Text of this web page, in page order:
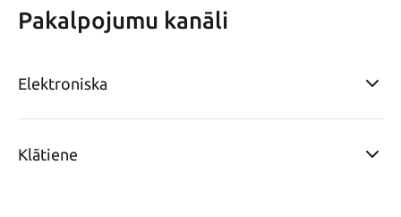
Pakalpojumu kanāli
Elektroniska
Klātiene